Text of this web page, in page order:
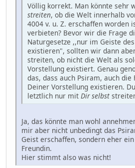
Völlig korrekt. Man könnte sehr
streiten, ob die Welt innerhalb
4004 v. u. Z. erschaffen worden
verbieten? Bevor wir die Frage
Naturgesetze ,,nur im Geiste
existieren", sollten wir dann
streiten, ob nicht die Welt als
Vorstellung existiert. Genau
das, dass auch Psiram, auch die
Deiner Vorstellung existieren.
letztlich nur mit Dir selbst
Ja, das könnte man wohl
mir aber nicht unbedingt das
Geist erschaffen, sondern eher
Freundin.
Hier stimmt also was nicht!